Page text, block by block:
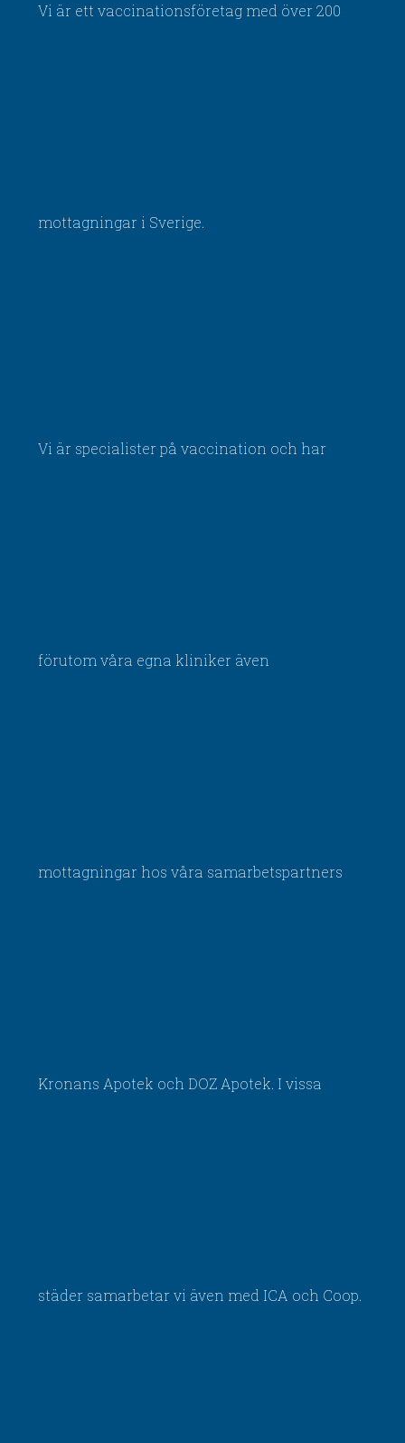
Vi är ett vaccinationsföretag med över 200
mottagningar i Sverige.
Vi är specialister på vaccination och har
förutom våra egna kliniker även
mottagningar hos våra samarbetspartners
Kronans Apotek och DOZ Apotek. I vissa
städer samarbetar vi även med ICA och Coop.